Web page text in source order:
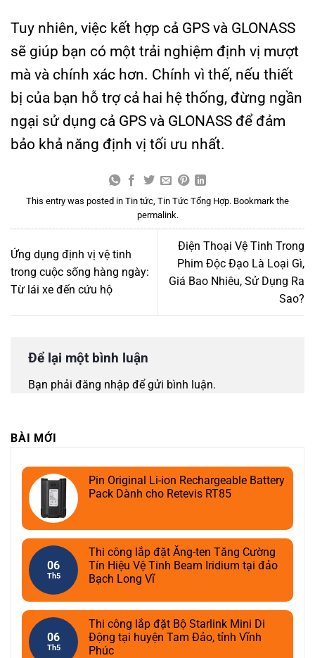
Tuy nhiên, việc kết hợp cả GPS và GLONASS
sẽ giúp bạn có một trải nghiệm định vị mượt
mà và chính xác hơn. Chính vì thế, nếu thiết
bị của bạn hỗ trợ cả hai hệ thống, đừng ngần
ngại sử dụng cả GPS và GLONASS để đảm
bảo khả năng định vị tối ưu nhất.
This entry was posted in Tin tức, Tin Tức Tổng Hợp. Bookmark the
permalink.
Ứng dụng định vị vệ tinh
trong cuộc sống hàng ngày:
Từ lái xe đến cứu hộ
Điện Thoại Vệ Tinh Trong
Phim Độc Đạo Là Loại Gì,
Giá Bao Nhiêu, Sử Dụng Ra
Sao?
Để lại một bình luận
Bạn phải đăng nhập để gửi bình luận.
BÀI MỚI
Pin Original Li-ion Rechargeable Battery
Pack Dành cho Retevis RT85
06
Th5
Thi công lắp đặt Ăng-ten Tăng Cường
Tín Hiệu Vệ Tinh Beam Iridium tại đảo
Bạch Long Vĩ
06
Th5
Thi công lắp đặt Bộ Starlink Mini Di
Động tại huyện Tam Đảo, tỉnh Vĩnh
Phúc